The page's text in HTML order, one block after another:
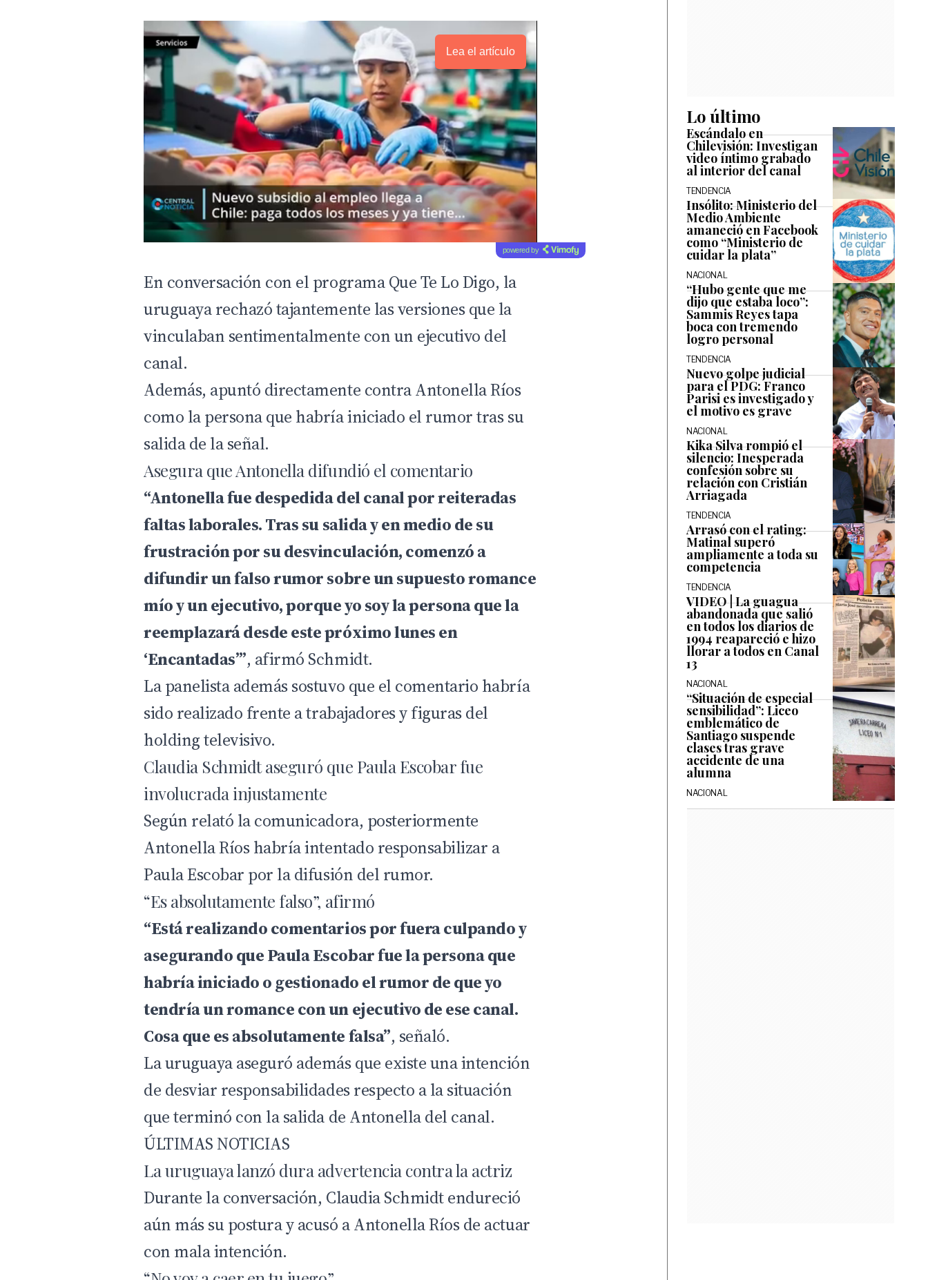
Lea el artículo
powered by
En conversación con el programaQue Te Lo Digo, la
uruguaya rechazó tajantemente las versiones que la
vinculaban sentimentalmente con un ejecutivo del
canal.
Además, apuntó directamente contra Antonella Ríos
como la persona que habría iniciado el rumor tras su
salida de la señal.
Asegura que Antonella difundió el comentario
“Antonella fue despedida del canal por reiteradas
faltas laborales. Tras su salida y en medio de su
frustración por su desvinculación, comenzó a
difundir un falso rumor sobre un supuesto romance
mío y un ejecutivo, porque yo soy la persona que la
reemplazará desde este próximo lunes en
‘Encantadas’”, afirmó Schmidt.
La panelista además sostuvo que el comentario habría
sido realizado frente a trabajadores y figuras del
holding televisivo.
Claudia Schmidt aseguró que Paula Escobar fue
involucrada injustamente
Según relató la comunicadora, posteriormente
Antonella Ríos habría intentado responsabilizar a
Paula Escobar por la difusión del rumor.
“Es absolutamente falso”, afirmó
“Está realizando comentarios por fuera culpando y
asegurando que Paula Escobar fue la persona que
habría iniciado o gestionado el rumor de que yo
tendría un romance con un ejecutivo de ese canal.
Cosa que es absolutamente falsa”, señaló.
La uruguaya aseguró además que existe una intención
de desviar responsabilidades respecto a la situación
que terminó con la salida de Antonella del canal.
ÚLTIMAS NOTICIAS
La uruguaya lanzó dura advertencia contra la actriz
Durante la conversación, Claudia Schmidt endureció
aún más su postura y acusó a Antonella Ríos de actuar
con mala intención.
Lo último
Escándalo en
Chilevisión: Investigan
video íntimo grabado
al interior del canal
TENDENCIA
Insólito: Ministerio del
Medio Ambiente
amaneció en Facebook
como “Ministerio de
cuidar la plata”
NACIONAL
“Hubo gente que me
dijo que estaba loco”:
Sammis Reyes tapa
boca con tremendo
logro personal
TENDENCIA
Nuevo golpe judicial
para el PDG: Franco
Parisi es investigado y
el motivo es grave
NACIONAL
Kika Silva rompió el
silencio: Inesperada
confesión sobre su
relación con Cristián
Arriagada
TENDENCIA
Arrasó con el rating:
Matinal superó
ampliamente a toda su
competencia
TENDENCIA
VIDEO | La guagua
abandonada que salió
en todos los diarios de
1994 reapareció e hizo
llorar a todos en Canal
13
NACIONAL
“Situación de especial
sensibilidad”: Liceo
emblemático de
Santiago suspende
clases tras grave
accidente de una
alumna
NACIONAL